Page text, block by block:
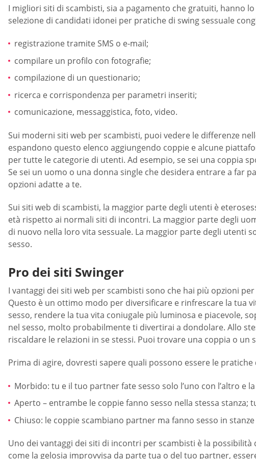
I migliori siti di scambisti, sia a pagamento che gratuiti, hanno
selezione di candidati idonei per pratiche di swing sessuale
registrazione tramite SMS o e-mail;
compilare un profilo con fotografie;
compilazione di un questionario;
ricerca e corrispondenza per parametri inseriti;
comunicazione, messaggistica, foto, video.
Sui moderni siti web per scambisti, puoi vedere le differenze
espandono questo elenco aggiungendo coppie e alcune
per tutte le categorie di utenti. Ad esempio, se sei una coppia
Se sei un uomo o una donna single che desidera entrare a far
opzioni adatte a te.
Sui siti web di scambisti, la maggior parte degli utenti è
età rispetto ai normali siti di incontri. La maggior parte degli
di nuovo nella loro vita sessuale. La maggior parte degli utenti
sesso.
Pro dei siti Swinger
I vantaggi dei siti web per scambisti sono che hai più opzioni
Questo è un ottimo modo per diversificare e rinfrescare la tua
sesso, rendere la tua vita coniugale più luminosa e piacevole,
nel sesso, molto probabilmente ti divertirai a dondolare. Allo
riscaldare le relazioni in se stessi. Puoi trovare una coppia o un
Prima di agire, dovresti sapere quali possono essere le
Morbido: tu e il tuo partner fate sesso solo l’uno con l’altro e
Aperto – entrambe le coppie fanno sesso nella stessa stanza;
Chiuso: le coppie scambiano partner ma fanno sesso in
Uno dei vantaggi dei siti di incontri per scambisti è la
come la gelosia improvvisa da parte tua o del tuo partner,